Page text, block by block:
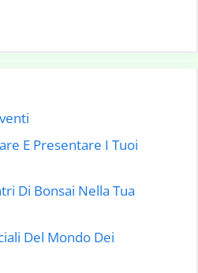
E Presentare I Tuoi
Di Bonsai Nella Tua
Del Mondo Dei